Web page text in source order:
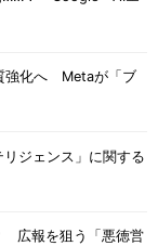
強化へ Metaが「ブ
ジェンス」に関する
広報を狙う「悪徳営